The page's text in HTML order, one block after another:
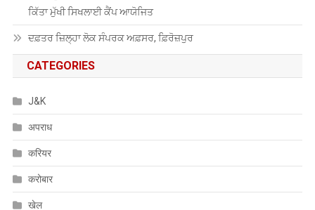
ਕਿੱਤਾ ਮੁੱਖੀ ਸਿਖਲਾਈ ਕੈਂਪ ਆਯੋਜਿਤ
ਦਫ਼ਤਰ ਜ਼ਿਲ੍ਹਾ ਲੋਕ ਸੰਪਰਕ ਅਫ਼ਸਰ, ਫ਼ਿਰੋਜ਼ਪੁਰ
CATEGORIES
J&K
अपराध
करियर
करोबार
खेल